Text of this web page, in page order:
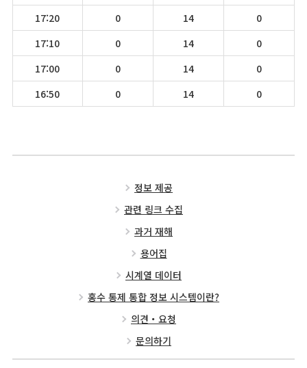
17:20
0 14
0
17:10
0 14
0
17:00
0 14
0
16:50
0 14 0
정보 제공
관련 링크 수집
과거 재해
용어집
시계열 데이터
홍수 통제 통합 정보 시스템이란?
의견・요청
문의하기